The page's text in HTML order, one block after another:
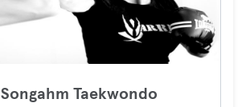
Songahm Taekwondo